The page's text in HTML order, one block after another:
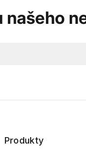
našeho
Produkty